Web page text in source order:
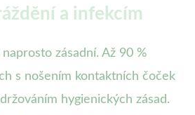
a infekcím
zásadní. Až 90 %
s nošením kontaktních čoček
hygienických zásad.